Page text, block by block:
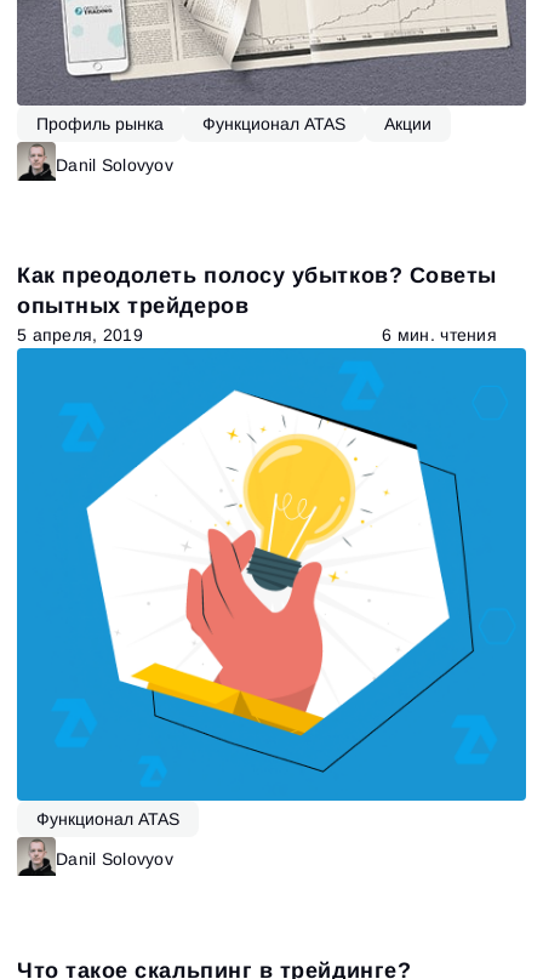
Профиль рынка Функционал ATAS Акции
Danil Solovyov
Как преодолеть полосу убытков? Советы
опытных трейдеров
5 апреля, 2019 6 мин. чтения
Функционал ATAS
Danil Solovyov
Что такое скальпинг в трейдинге?